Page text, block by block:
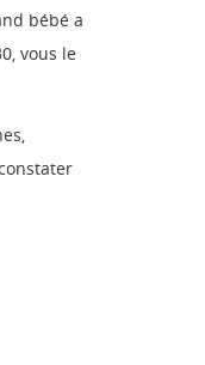
bébé a
vous le